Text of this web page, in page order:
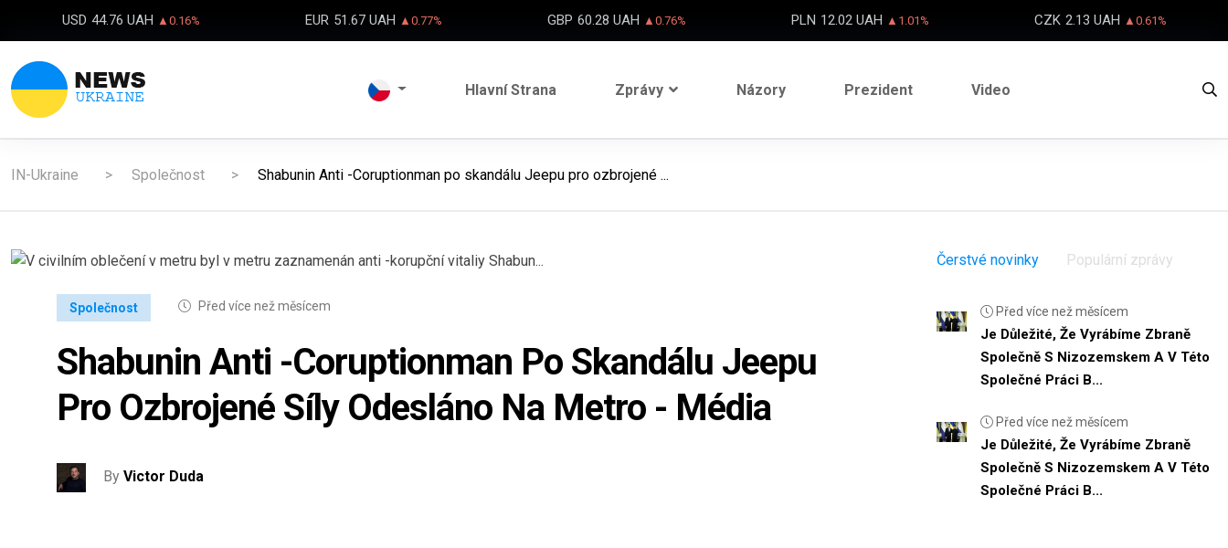
USD 44.76 UAH ▲0.16% EUR 51.67 UAH ▲0.77% GBP 60.28 UAH ▲0.76% PLN 12.02 UAH ▲1.01% CZK 2.13 UAH ▲0.61%
Hlavní Strana Zprávy Názory Prezident Video
IN-Ukraine Společnost Shabunin Anti -Coruptionman po skandálu Jeepu pro ozbrojené ...
Společnost Před více než měsícem
Shabunin Anti -Coruptionman Po Skandálu Jeepu
Pro Ozbrojené Síly Odesláno Na Metro - Média
By Victor Duda
Čerstvé novinky Populární zprávy
Před více než měsícem
Je Důležité, Že Vyrábíme Zbraně
Společně S Nizozemskem A V Této
Společné Práci B...
Před více než měsícem
Je Důležité, Že Vyrábíme Zbraně
Společně S Nizozemskem A V Této
Společné Práci B...